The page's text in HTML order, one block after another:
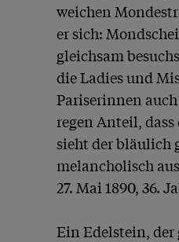
weichen
er sich:
gleichsam
die Ladies und
Pariserinnen
regen Anteil, dass
sieht der bläulich
melancholisch
27. Mai 1890, 36.
Ein Edelstein, der